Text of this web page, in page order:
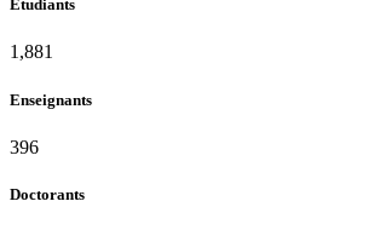
Étudiants
2,142
Enseignants
437
Doctorants